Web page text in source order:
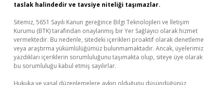
taslak halindedir ve tavsiye niteliği taşımazlar.
Sitemiz, 5651 Sayılı Kanun gereğince Bilgi Teknolojileri ve İletişim
Kurumu (BTK) tarafından onaylanmış bir Yer Sağlayıcı olarak hizmet
vermektedir. Bu nedenle, sitedeki içerikleri proaktif olarak denetleme
veya araştırma yükümlülüğümüz bulunmamaktadır. Ancak, üyelerimiz
yazdıkları içeriklerin sorumluluğunu taşımakta olup, siteye üye olarak
bu sorumluluğu kabul etmiş sayılırlar.
Hukuka ve yasal düzenlemelere aykırı olduğunu düşündüğünüz